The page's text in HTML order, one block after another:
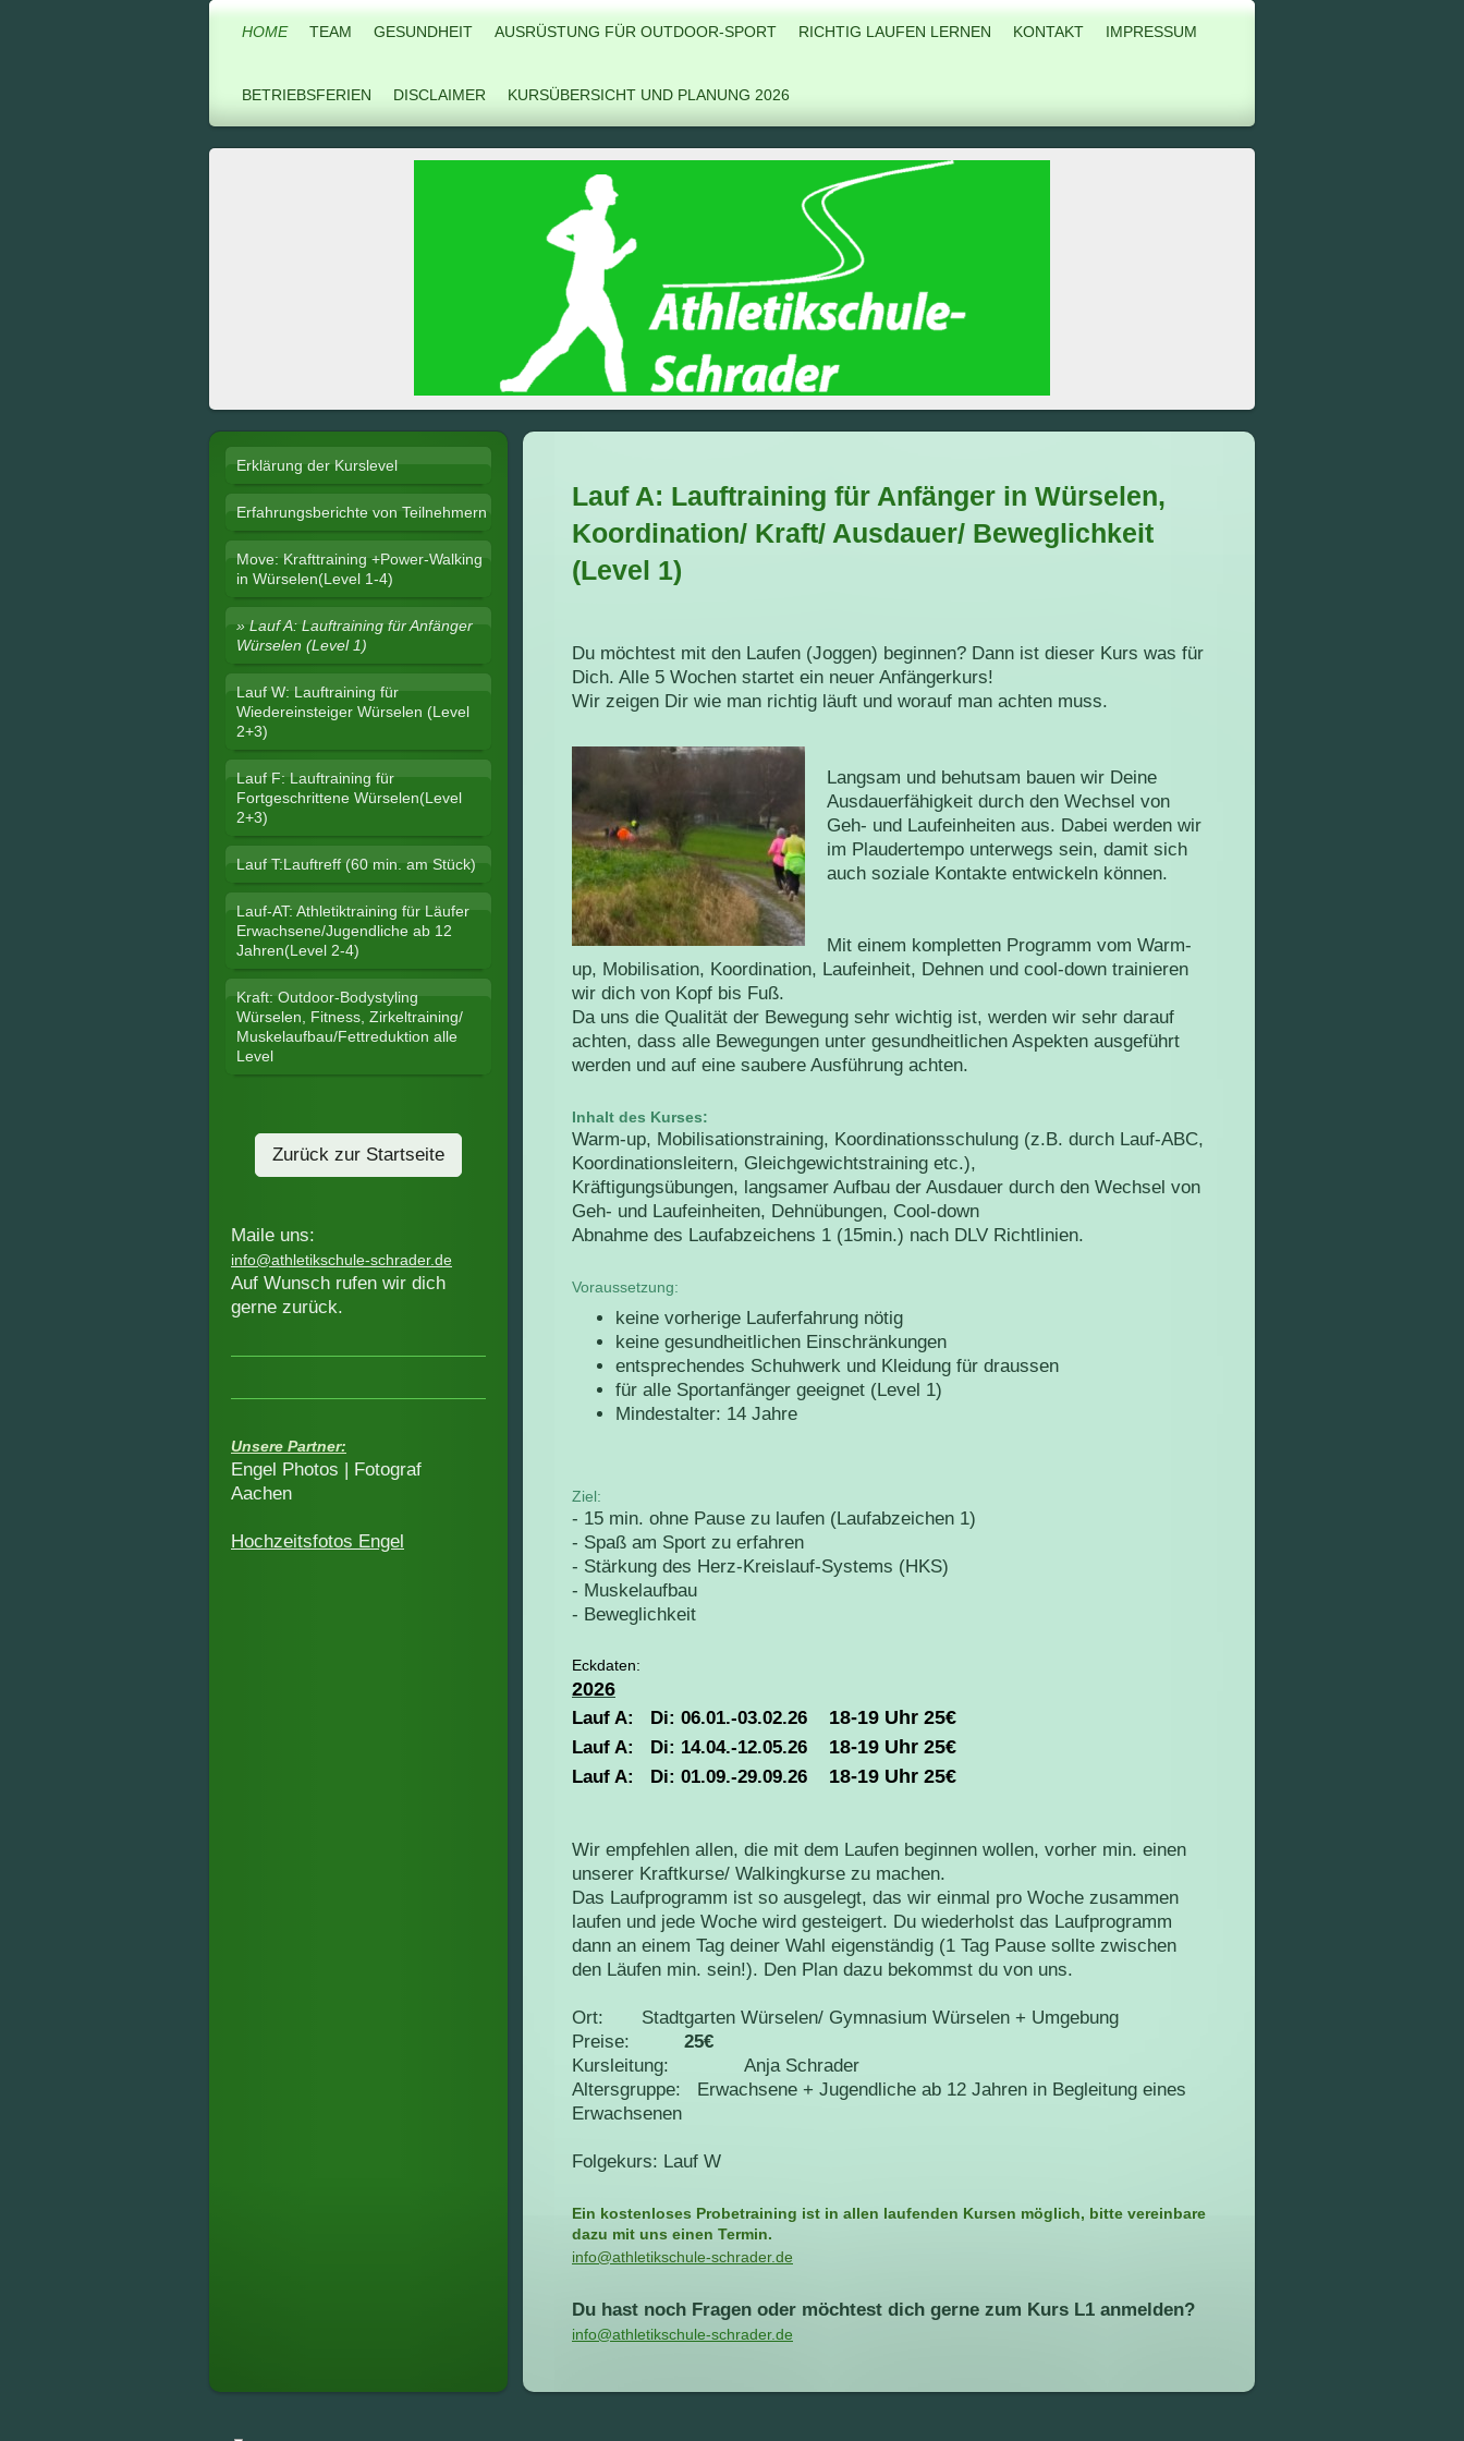
HOME TEAM GESUNDHEIT AUSRÜSTUNG FÜR OUTDOOR-SPORT RICHTIG LAUFEN LERNEN KONTAKT IMPRESSUM
BETRIEBSFERIEN DISCLAIMER KURSÜBERSICHT UND PLANUNG 2026
Lauf A: Lauftraining für Anfänger in Würselen,
Koordination/ Kraft/ Ausdauer/ Beweglichkeit
(Level 1)
Du möchtest mit den Laufen (Joggen) beginnen? Dann ist dieser Kurs was für
Dich. Alle 5 Wochen startet ein neuer Anfängerkurs!
Wir zeigen Dir wie man richtig läuft und worauf man achten muss.
Langsam und behutsam bauen wir Deine
Ausdauerfähigkeit durch den Wechsel von
Geh- und Laufeinheiten aus. Dabei werden wir
im Plaudertempo unterwegs sein, damit sich
auch soziale Kontakte entwickeln können.
Mit einem kompletten Programm vom Warm-
up, Mobilisation, Koordination, Laufeinheit, Dehnen und cool-down trainieren
wir dich von Kopf bis Fuß.
Da uns die Qualität der Bewegung sehr wichtig ist, werden wir sehr darauf
achten, dass alle Bewegungen unter gesundheitlichen Aspekten ausgeführt
werden und auf eine saubere Ausführung achten.
Inhalt des Kurses:
Warm-up, Mobilisationstraining, Koordinationsschulung (z.B. durch Lauf-ABC,
Koordinationsleitern, Gleichgewichtstraining etc.),
Kräftigungsübungen, langsamer Aufbau der Ausdauer durch den Wechsel von
Geh- und Laufeinheiten, Dehnübungen, Cool-down
Abnahme des Laufabzeichens 1 (15min.) nach DLV Richtlinien.
Voraussetzung:
keine vorherige Lauferfahrung nötig
keine gesundheitlichen Einschränkungen
entsprechendes Schuhwerk und Kleidung für draussen
für alle Sportanfänger geeignet (Level 1)
Mindestalter: 14 Jahre
Ziel:
- 15 min. ohne Pause zu laufen (Laufabzeichen 1)
- Spaß am Sport zu erfahren
- Stärkung des Herz-Kreislauf-Systems (HKS)
- Muskelaufbau
- Beweglichkeit
Eckdaten:
2026
Lauf A: Di: 06.01.-03.02.26 18-19 Uhr 25€
Lauf A: Di: 14.04.-12.05.26 18-19 Uhr 25€
Lauf A: Di: 01.09.-29.09.26 18-19 Uhr 25€
Wir empfehlen allen, die mit dem Laufen beginnen wollen, vorher min. einen
unserer Kraftkurse/ Walkingkurse zu machen.
Das Laufprogramm ist so ausgelegt, das wir einmal pro Woche zusammen
laufen und jede Woche wird gesteigert. Du wiederholst das Laufprogramm
dann an einem Tag deiner Wahl eigenständig (1 Tag Pause sollte zwischen
den Läufen min. sein!). Den Plan dazu bekommst du von uns.
Ort: Stadtgarten Würselen/ Gymnasium Würselen + Umgebung
Preise:
25€
Kursleitung: Anja Schrader
Altersgruppe: Erwachsene + Jugendliche ab 12 Jahren in Begleitung eines
Erwachsenen
Folgekurs: Lauf W
Ein kostenloses Probetraining ist in allen laufenden Kursen möglich, bitte vereinbare
dazu mit uns einen Termin.
info@athletikschule-schrader.de
Du hast noch Fragen oder möchtest dich gerne zum Kurs L1 anmelden?
info@athletikschule-schrader.de
Erklärung der Kurslevel
Erfahrungsberichte von Teilnehmern
Move: Krafttraining +Power-Walking
in Würselen(Level 1-4)
Lauf A: Lauftraining für Anfänger
Würselen (Level 1)
Lauf W: Lauftraining für
Wiedereinsteiger Würselen (Level
2+3)
Lauf F: Lauftraining für
Fortgeschrittene Würselen(Level
2+3)
Lauf T:Lauftreff (60 min. am Stück)
Lauf-AT: Athletiktraining für Läufer
Erwachsene/Jugendliche ab 12
Jahren(Level 2-4)
Kraft: Outdoor-Bodystyling
Würselen, Fitness, Zirkeltraining/
Muskelaufbau/Fettreduktion alle
Level
Zurück zur Startseite
Maile uns:
info@athletikschule-schrader.de
Auf Wunsch rufen wir dich
gerne zurück.
Unsere Partner:
Engel Photos | Fotograf
Aachen
Hochzeitsfotos Engel